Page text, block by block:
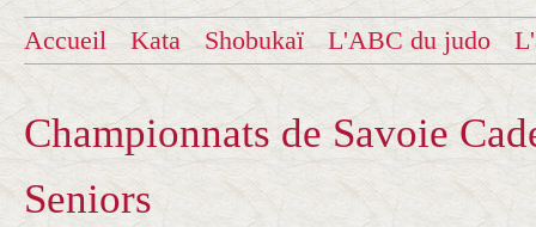
Accueil Kata Shobukaï L'ABC du judo
Championnats de Savoie
Seniors